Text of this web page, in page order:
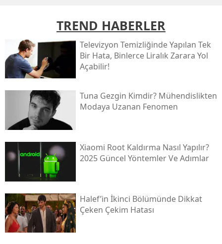
TREND HABERLER
Televizyon Temizliğinde Yapılan Tek
Bir Hata, Binlerce Liralık Zarara Yol
Açabilir!
Tuna Gezgin Kimdir? Mühendislikten
Modaya Uzanan Fenomen
Xiaomi Root Kaldırma Nasıl Yapılır?
2025 Güncel Yöntemler Ve Adımlar
Halef’in İkinci Bölümünde Dikkat
Çeken Çekim Hatası